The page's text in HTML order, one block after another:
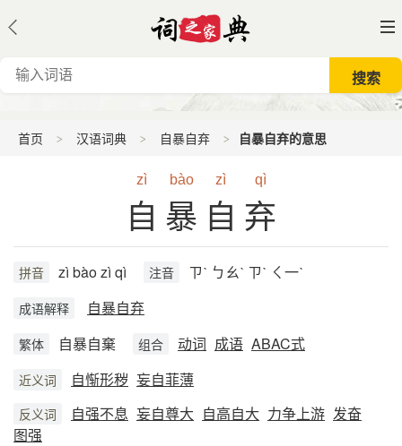
首页 汉语词典 自暴自弃 自暴自弃的意思
zì bào zì qì
自暴自弃
拼音 zì bào zì qì 注音 ㄗˋ ㄅㄠˋ ㄗˋ ㄑ一ˋ
成语解释 自暴自弃
繁体 自暴自棄 组合 动词 成语 ABAC式
近义词 自惭形秽 妄自菲薄
反义词 自强不息 妄自尊大 自高自大 力争上游 发奋
图强